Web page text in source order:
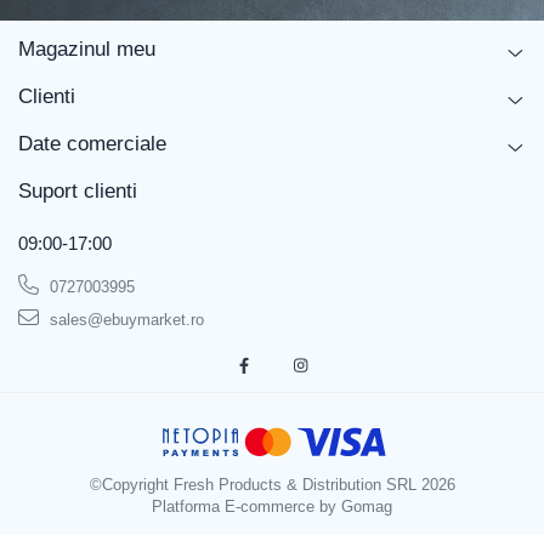
Magazinul meu
Clienti
Date comerciale
Suport clienti
09:00-17:00
0727003995
sales@ebuymarket.ro
©Copyright Fresh Products & Distribution SRL 2026
Platforma E-commerce by Gomag